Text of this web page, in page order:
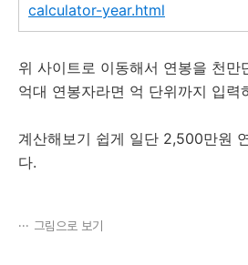
calculator-year.html
위 사이트로 이동해서 연봉을 천만
억대 연봉자라면 억 단위까지 입력
계산해보기 쉽게 일단 2,500만원
다.
그림으로 보기